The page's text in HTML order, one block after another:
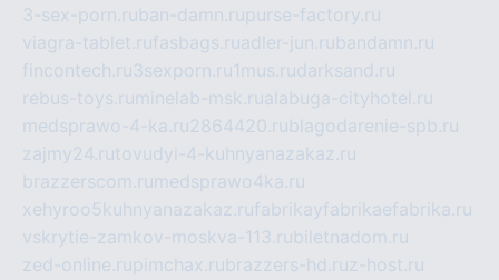
3-sex-porn.ruban-damn.rupurse-factory.ru
viagra-tablet.rufasbags.ruadler-jun.rubandamn.ru
fincontech.ru3sexporn.ru1mus.rudarksand.ru
rebus-toys.ru minelab-msk.rualabuga-cityhotel.ru
medsprawo-4-ka.ru2864420.rublagodarenie-spb.ru
zajmy24.rutovudyi-4-kuhnyanazakaz.ru
brazzerscom.ru medsprawo4ka.ru
xehyroo5kuhnyanazakaz.rufabrikayfabrikaefabrika.ru
vskrytie-zamkov-moskva-113.rubiletnadom.ru
zed-online.rupimchax.rubrazzers-hd.ruz-host.ru